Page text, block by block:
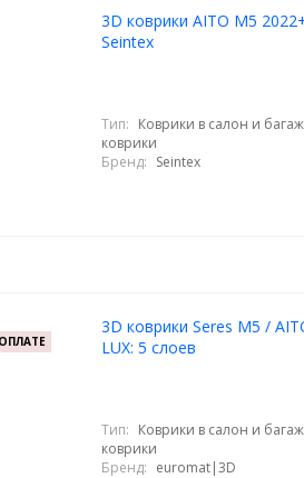
3D коврики AITO M5
Seintex
Тип: Коврики в салон и
коврики
Бренд: Seintex
3D коврики Seres M5 /
LUX: 5 слоев
Тип: Коврики в салон и
коврики
Бренд: euromat|3D